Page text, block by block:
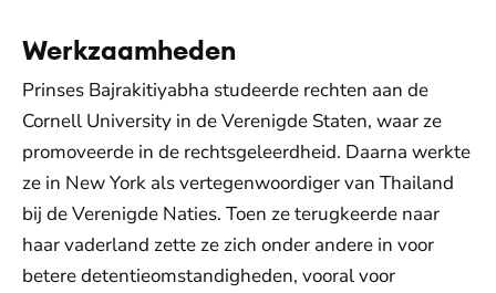
Werkzaamheden
Prinses Bajrakitiyabha studeerde rechten aan de
Cornell University in de Verenigde Staten, waar ze
promoveerde in de rechtsgeleerdheid. Daarna werkte
ze in New York als vertegenwoordiger van Thailand
bij de Verenigde Naties. Toen ze terugkeerde naar
haar vaderland zette ze zich onder andere in voor
betere detentieomstandigheden, vooral voor